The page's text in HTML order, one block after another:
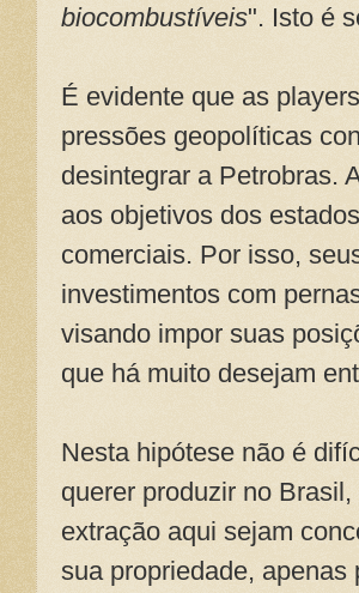
biocombustíveis". Isto é
É evidente que as
pressões geopolíticas
desintegrar a Petrobras.
aos objetivos dos
comerciais. Por isso,
investimentos com
visando impor suas
que há muito desejam
Nesta hipótese não é
querer produzir no
extração aqui sejam
sua propriedade,